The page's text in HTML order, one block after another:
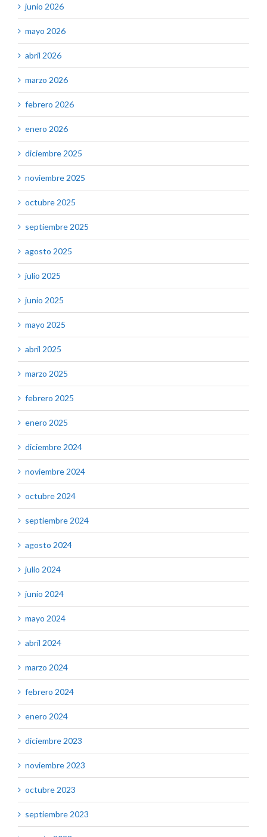
junio 2026
mayo 2026
abril 2026
marzo 2026
febrero 2026
enero 2026
diciembre 2025
noviembre 2025
octubre 2025
septiembre 2025
agosto 2025
julio 2025
junio 2025
mayo 2025
abril 2025
marzo 2025
febrero 2025
enero 2025
diciembre 2024
noviembre 2024
octubre 2024
septiembre 2024
agosto 2024
julio 2024
junio 2024
mayo 2024
abril 2024
marzo 2024
febrero 2024
enero 2024
diciembre 2023
noviembre 2023
octubre 2023
septiembre 2023